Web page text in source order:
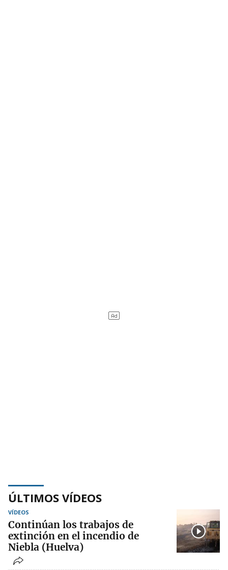
ÚLTIMOS VÍDEOS
VÍDEOS
Continúan los trabajos de
extinción en el incendio de
Niebla (Huelva)